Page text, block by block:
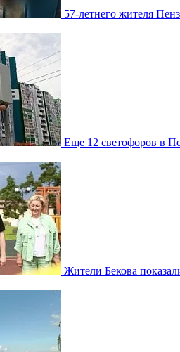
57-летнего жителя
Еще 12 светофоров в
Жители Бекова